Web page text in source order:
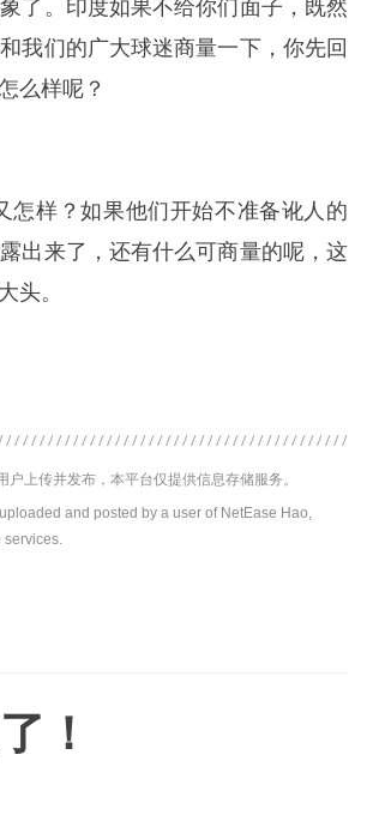
了。印度如果不给你们面子，既然
我们的广大球迷商量一下，你先回
么样呢？
怎样？如果他们开始不准备讹人的
出来了，还有什么可商量的呢，这
头。
上传并发布，本平台仅提供信息存储服务。
and posted by a user of NetEase Hao,
services.
！